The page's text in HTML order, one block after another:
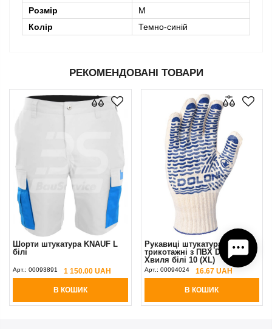
Розмір
M
Колір
Темно-синій
РЕКОМЕНДОВАНІ ТОВАРИ
Шорти штукатура KNAUF L
білі
Арт.: 00093891 1 150.00 UAH
В КОШИК
Рукавиці штукатура
трикотажні з ПВХ Doloni
Хвиля білі 10 (XL)
Арт.: 00094024 16.67 UAH
В КОШИК